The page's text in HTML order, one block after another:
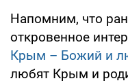
Напомним, что
откровенное
Крым – Божий и
любят Крым и